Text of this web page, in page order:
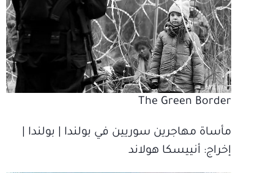
The Green Border
مأساة مهاجرين سوريين في بولندا | بولندا |
إخراج‫: أنييسكا هولاند